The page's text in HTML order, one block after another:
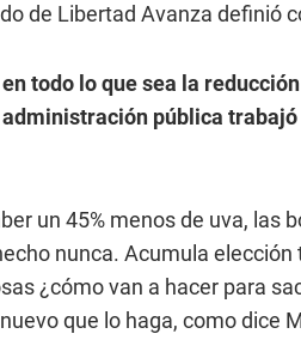
de Libertad Avanza definió
todo lo que sea la
pública
un 45% menos de uva,
nunca. Acumula
¿cómo van a hacer para
que lo haga, como dice